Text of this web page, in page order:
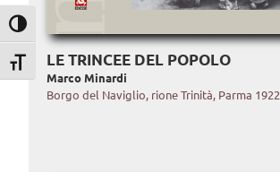
Attiva/disattiva alto contrasto
Attiva/disattiva dimensione testo
LE TRINCEE DEL POPOLO
Marco Minardi
Borgo del Naviglio, rione Trinità, Parma 1922